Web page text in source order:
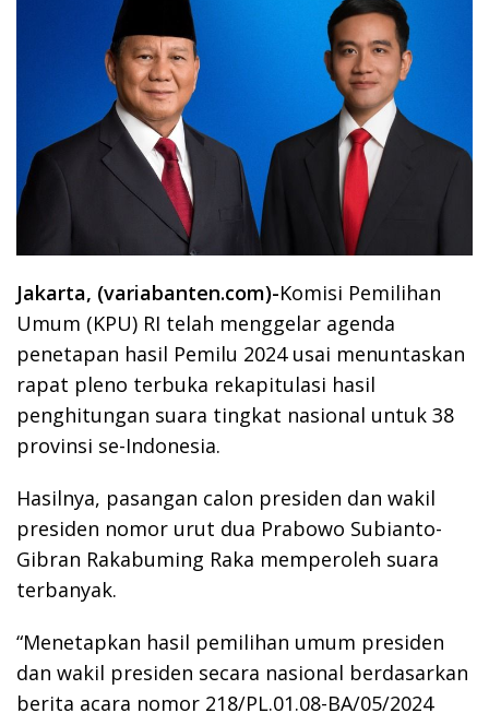
Jakarta, (variabanten.com)-Komisi Pemilihan
Umum (KPU) RI telah menggelar agenda
penetapan hasil Pemilu 2024 usai menuntaskan
rapat pleno terbuka rekapitulasi hasil
penghitungan suara tingkat nasional untuk 38
provinsi se-Indonesia.
Hasilnya, pasangan calon presiden dan wakil
presiden nomor urut dua Prabowo Subianto-
Gibran Rakabuming Raka memperoleh suara
terbanyak.
“Menetapkan hasil pemilihan umum presiden
dan wakil presiden secara nasional berdasarkan
berita acara nomor 218/PL.01.08-BA/05/2024